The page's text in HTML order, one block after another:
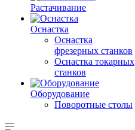
Растачивание
Оснастка
Оснастка
фрезерных станков
Оснастка токарных
станков
Оборудование
Поворотные столы